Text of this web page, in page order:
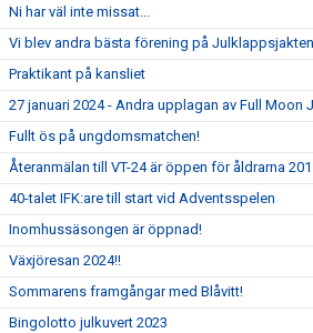
Ni har väl inte missat...
Vi blev andra bästa förening på
Praktikant på kansliet
27 januari 2024 - Andra upplagan av Full Moon
Fullt ös på ungdomsmatchen!
Återanmälan till VT-24 är öppen för åldrarna
40-talet IFK:are till start vid Adventsspelen
Inomhussäsongen är öppnad!
Växjöresan 2024!!
Sommarens framgångar med Blåvitt!
Bingolotto julkuvert 2023